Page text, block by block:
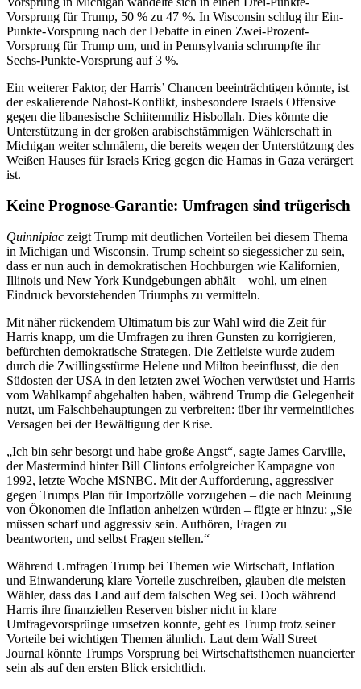
Vorsprung für Trump, 50 % zu 47 %. In Wisconsin schlug ihr Ein-
Punkte-Vorsprung nach der Debatte in einen Zwei-Prozent-
Vorsprung für Trump um, und in Pennsylvania schrumpfte ihr
Sechs-Punkte-Vorsprung auf 3 %.
Ein weiterer Faktor, der Harris’ Chancen beeinträchtigen könnte, ist
der eskalierende Nahost-Konflikt, insbesondere Israels Offensive
gegen die libanesische Schiitenmiliz Hisbollah. Dies könnte die
Unterstützung in der großen arabischstämmigen Wählerschaft in
Michigan weiter schmälern, die bereits wegen der Unterstützung des
Weißen Hauses für Israels Krieg gegen die Hamas in Gaza verärgert
ist.
Keine Prognose-Garantie: Umfragen sind trügerisch
Quinnipiac zeigt Trump mit deutlichen Vorteilen bei diesem Thema
in Michigan und Wisconsin. Trump scheint so siegessicher zu sein,
dass er nun auch in demokratischen Hochburgen wie Kalifornien,
Illinois und New York Kundgebungen abhält – wohl, um einen
Eindruck bevorstehenden Triumphs zu vermitteln.
Mit näher rückendem Ultimatum bis zur Wahl wird die Zeit für
Harris knapp, um die Umfragen zu ihren Gunsten zu korrigieren,
befürchten demokratische Strategen. Die Zeitleiste wurde zudem
durch die Zwillingsstürme Helene und Milton beeinflusst, die den
Südosten der USA in den letzten zwei Wochen verwüstet und Harris
vom Wahlkampf abgehalten haben, während Trump die Gelegenheit
nutzt, um Falschbehauptungen zu verbreiten: über ihr vermeintliches
Versagen bei der Bewältigung der Krise.
„Ich bin sehr besorgt und habe große Angst“, sagte James Carville,
der Mastermind hinter Bill Clintons erfolgreicher Kampagne von
1992, letzte Woche MSNBC. Mit der Aufforderung, aggressiver
gegen Trumps Plan für Importzölle vorzugehen – die nach Meinung
von Ökonomen die Inflation anheizen würden – fügte er hinzu: „Sie
müssen scharf und aggressiv sein. Aufhören, Fragen zu
beantworten, und selbst Fragen stellen.“
Während Umfragen Trump bei Themen wie Wirtschaft, Inflation
und Einwanderung klare Vorteile zuschreiben, glauben die meisten
Wähler, dass das Land auf dem falschen Weg sei. Doch während
Harris ihre finanziellen Reserven bisher nicht in klare
Umfragevorsprünge umsetzen konnte, geht es Trump trotz seiner
Vorteile bei wichtigen Themen ähnlich. Laut dem Wall Street
Journal könnte Trumps Vorsprung bei Wirtschaftsthemen nuancierter
sein als auf den ersten Blick ersichtlich.